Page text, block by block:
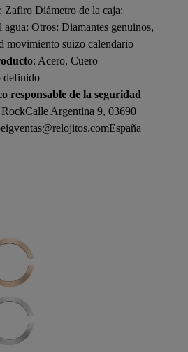
Zafiro Diámetro de la caja:
Otros: Diamantes genuinos,
movimiento suizo calendario
: Acero, Cuero
definido
responsable de la seguridad
Argentina 9, 03690